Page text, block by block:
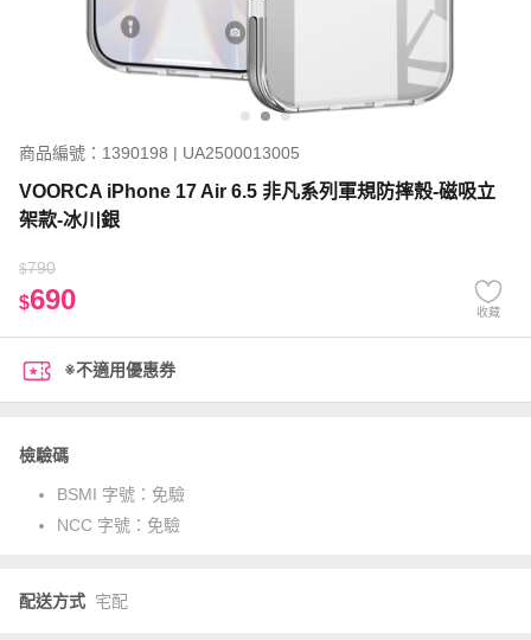
商品編號：1390198 | UA2500013005
VOORCA iPhone 17 Air 6.5 非凡系列軍規防摔殼-磁吸立
架款-冰川銀
$790
$690 收藏
※不適用優惠券
檢驗碼
BSMI 字號： 免驗
NCC 字號： 免驗
配送方式 宅配